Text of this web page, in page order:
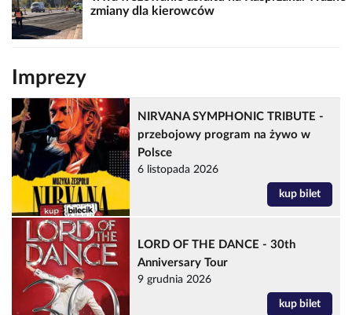
zmiany dla kierowców
Imprezy
NIRVANA SYMPHONIC TRIBUTE -
przebojowy program na żywo w
Polsce
6 listopada 2026
kup bilet
LORD OF THE DANCE - 30th
Anniversary Tour
9 grudnia 2026
kup bilet